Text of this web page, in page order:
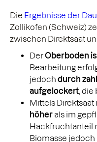
Die Ergebnisse der
Zollikofen (Schweiz)
zwischen Direktsaat
DerOberboden
Bearbeitung
jedoch durch
aufgelockert ,
Mittels Direktsaat
höher als im
Hackfruchtanteil
Biomasse jedoch